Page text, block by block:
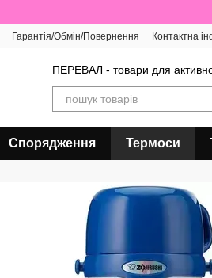
Гарантія/Обмін/Повернення Контактна
ПЕРЕВАЛ - товари для
Спорядження Термоси